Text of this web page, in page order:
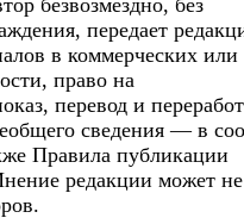
безвозмездно, без
передает
в коммерческих или
право на
перевод и
сведения — в
Правила публикации
редакции может не